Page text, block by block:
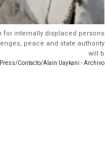
for internally displaced persons
peace and state authority
will b
Contacto/Alain Uaykani - Archivo